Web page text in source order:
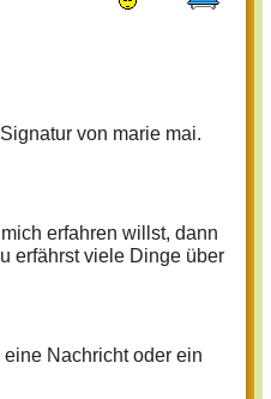
von marie mai.
erfahren willst, dann
erfährst viele Dinge über
Nachricht oder ein